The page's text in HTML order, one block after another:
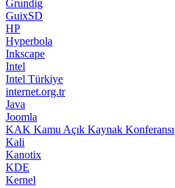
Grundig
GuixSD
HP
Hyperbola
Inkscape
Intel
Intel Türkiye
internet.org.tr
Java
Joomla
KAK Kamu Açık Kaynak Konferansı
Kali
Kanotix
KDE
Kernel